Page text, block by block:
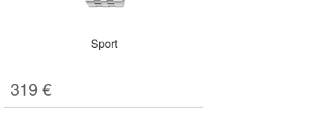
Sport
319 €